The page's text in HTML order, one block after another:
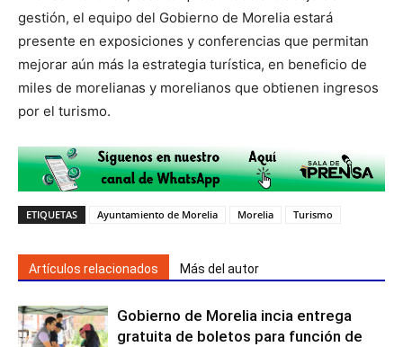
gestión, el equipo del Gobierno de Morelia estará
presente en exposiciones y conferencias que permitan
mejorar aún más la estrategia turística, en beneficio de
miles de morelianas y morelianos que obtienen ingresos
por el turismo.
ETIQUETAS Ayuntamiento de Morelia Morelia Turismo
Artículos relacionados Más del autor
Gobierno de Morelia incia entrega
gratuita de boletos para función de